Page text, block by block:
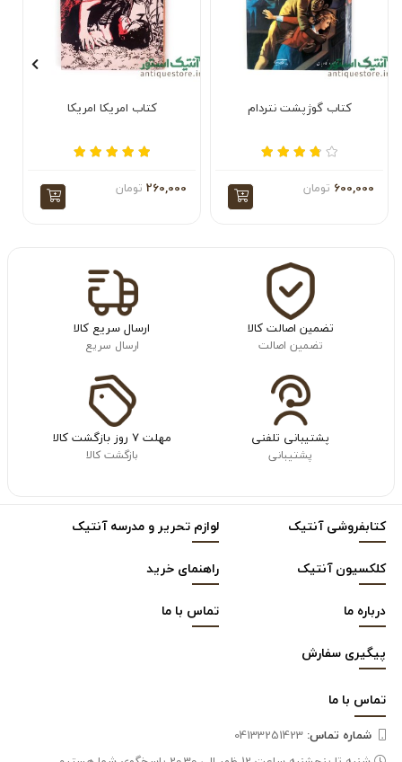
کتاب گوژپشت نتردام
600,000 تومان
کتاب امریکا امریکا
260,000 تومان
تضمین اصالت کالا
تضمین اصالت
ارسال سریع کالا
ارسال سریع
پشتیبانی تلفنی
پشتیبانی
مهلت ۷ روز بازگشت کالا
بازگشت کالا
کتابفروشی آنتیک
لوازم تحریر و مدرسه آنتیک
کلکسیون آنتیک
راهنمای خرید
درباره ما
تماس با ما
پیگیری سفارش
تماس با ما
شماره تماس‌: